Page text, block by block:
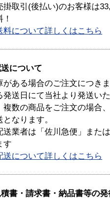
取引(後払い)のお客様は
料について詳しくはこちら
について
がある場合のご注文につき
発送日にて当社より発送い
複数の商品をご注文の場合
となります。
業者は「佐川急便」また
す
送について詳しくはこちら
積書・請求書・納品書等の